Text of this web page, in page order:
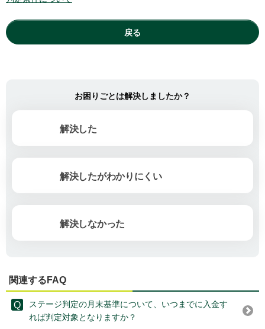
戻る
お困りごとは解決しましたか？
解決した
解決したがわかりにくい
解決しなかった
関連するFAQ
ステージ判定の月末基準について、いつまでに入金す
れば判定対象となりますか？